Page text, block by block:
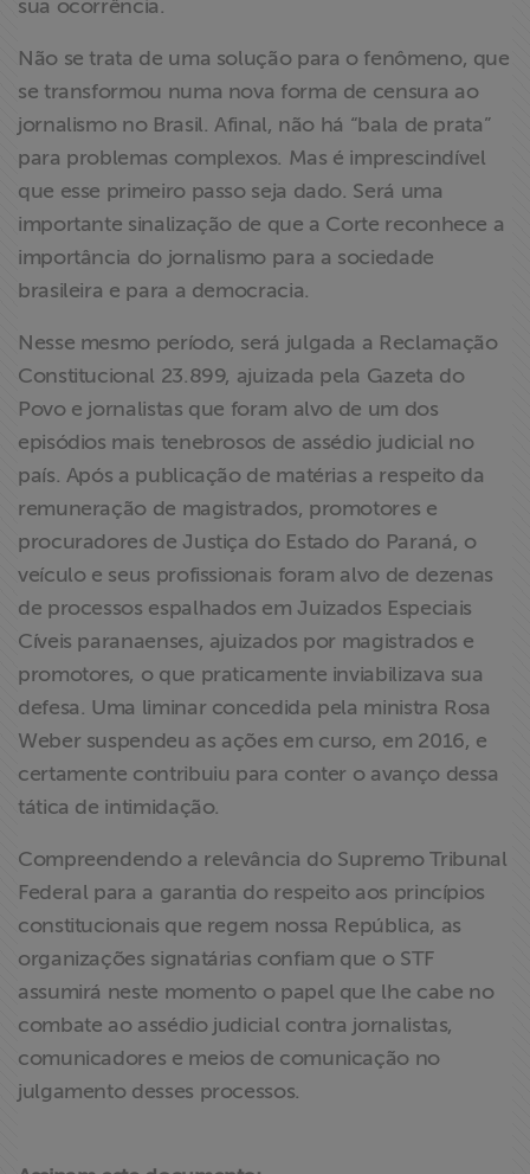
sua ocorrência.
Não se trata de uma solução para o fenômeno, que
se transformou numa nova forma de censura ao
jornalismo no Brasil. Afinal, não há “bala de prata”
para problemas complexos. Mas é imprescindível
que esse primeiro passo seja dado. Será uma
importante sinalização de que a Corte reconhece a
importância do jornalismo para a sociedade
brasileira e para a democracia.
Nesse mesmo período, será julgada a Reclamação
Constitucional 23.899, ajuizada pela Gazeta do
Povo e jornalistas que foram alvo de um dos
episódios mais tenebrosos de assédio judicial no
país. Após a publicação de matérias a respeito da
remuneração de magistrados, promotores e
procuradores de Justiça do Estado do Paraná, o
veículo e seus profissionais foram alvo de dezenas
de processos espalhados em Juizados Especiais
Cíveis paranaenses, ajuizados por magistrados e
promotores, o que praticamente inviabilizava sua
defesa. Uma liminar concedida pela ministra Rosa
Weber suspendeu as ações em curso, em 2016, e
certamente contribuiu para conter o avanço dessa
tática de intimidação.
Compreendendo a relevância do Supremo Tribunal
Federal para a garantia do respeito aos princípios
constitucionais que regem nossa República, as
organizações signatárias confiam que o STF
assumirá neste momento o papel que lhe cabe no
combate ao assédio judicial contra jornalistas,
comunicadores e meios de comunicação no
julgamento desses processos.